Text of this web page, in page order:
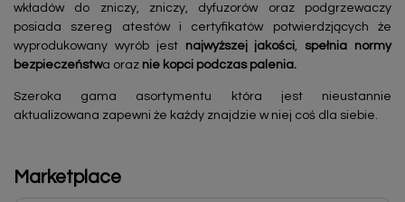
wkładów do zniczy, zniczy, dyfuzorów oraz podgrzewaczy
posiada szereg atestów i certyfikatów potwierdzjących że
wyprodukowany wyrób jest
najwyższej jakości,spełnia normy
bezpieczeństwa oraz nie kopci podczas palenia.
Szeroka gama asortymentu która jest nieustannie
aktualizowana zapewni że każdy znajdzie w niej coś dla siebie.
Marketplace